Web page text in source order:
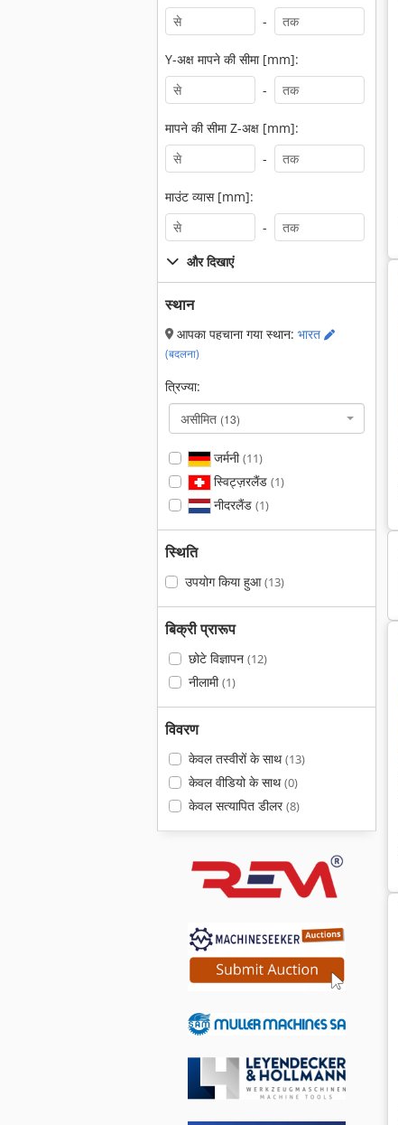
-
Y-अक्ष मापने की सीमा [mm]:
-
मापने की सीमा Z-अक्ष [mm]:
-
माउंट व्यास [mm]:
-
और दिखाएं
स्थान
आपका पहचाना गया स्थान: भारत
(बदलना)
त्रिज्या:
असीमित (13)
जर्मनी(11)
स्विट्ज़रलैंड (1)
नीदरलैंड (1)
स्थिति
उपयोग किया हुआ(13)
बिक्री प्रारूप
छोटे विज्ञापन (12)
नीलामी(1)
विवरण
केवल तस्वीरों के साथ(13)
केवल वीडियो के साथ(0)
केवल सत्यापित डीलर(8)
जुताई उपकरण पायदानिंग उपकरण